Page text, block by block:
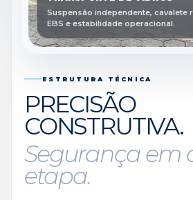
Suspensão independente, cavalete
EBS e estabilidade operacional.
ESTRUTURA TÉCNICA
PRECISÃO
CONSTRUTIVA.
Segurança em
etapa.